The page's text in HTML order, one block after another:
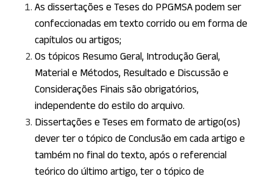
As dissertações e Teses do PPGMSA podem ser
confeccionadas em texto corrido ou em forma de
capítulos ou artigos;
Os tópicos Resumo Geral, Introdução Geral,
Material e Métodos, Resultado e Discussão e
Considerações Finais são obrigatórios,
independente do estilo do arquivo.
Dissertações e Teses em formato de artigo(os)
dever ter o tópico de Conclusão em cada artigo e
também no final do texto, após o referencial
teórico do último artigo, ter o tópico de